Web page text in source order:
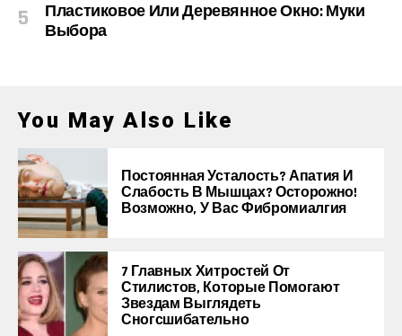
Пластиковое Или Деревянное Окно: Муки
Выбора
You May Also Like
Постоянная Усталость? Апатия И
Слабость В Мышцах? Осторожно!
Возможно, У Вас Фибромиалгия
7 Главных Хитростей От
Стилистов, Которые Помогают
Звездам Выглядеть
Сногсшибательно